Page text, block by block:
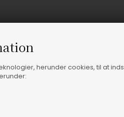
herunder cookies, til at
honeycomb strikket
med lynlås foran.